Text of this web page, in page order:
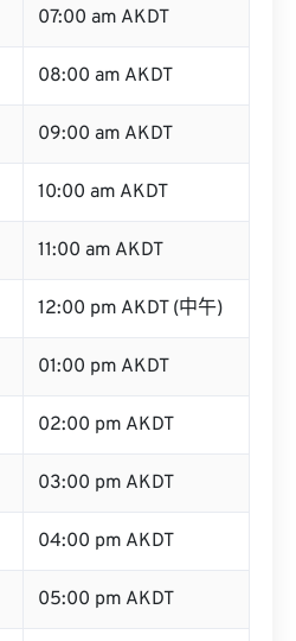
07:00 am AKDT
08:00 am AKDT
09:00 am AKDT
10:00 am AKDT
11:00 am AKDT
12:00 pm AKDT (中午)
01:00 pm AKDT
02:00 pm AKDT
03:00 pm AKDT
04:00 pm AKDT
05:00 pm AKDT